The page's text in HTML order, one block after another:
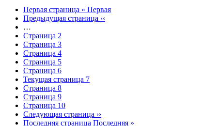
Первая страница « Первая
Предыдущая страница ‹‹
…
Страница 2
Страница 3
Страница 4
Страница 5
Страница 6
Текущая страница 7
Страница 8
Страница 9
Страница 10
Следующая страница ››
Последняя страница Последняя »